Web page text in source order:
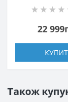
22
Також